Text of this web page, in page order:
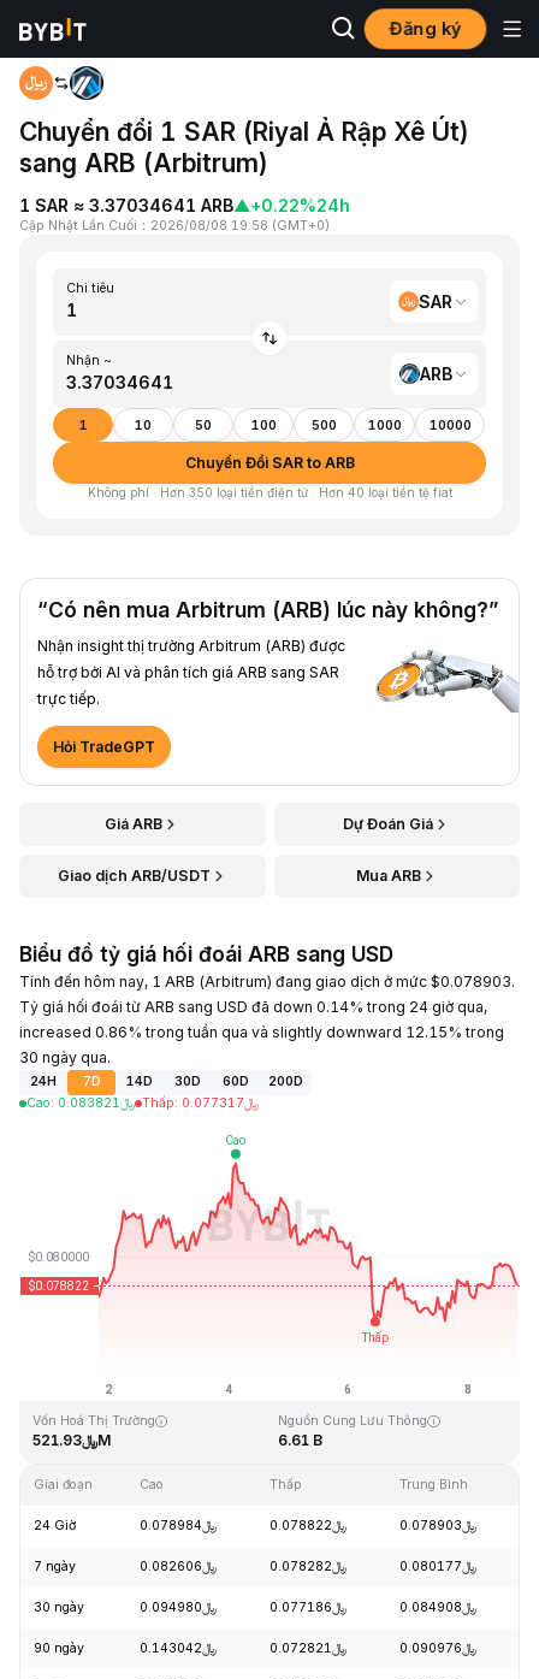
Đăng ký
Trang chủ
Chuyển đổi 1 SAR (Riyal Ả Rập Xê Út)
sang ARB (Arbitrum)
1 SAR ≈ 3.37034641 ARB▲+0.22%24h
Cập Nhật Lần Cuối ： 2026/08/08 19:58 (GMT+0)
Chi tiêu
SAR
Nhận ~
ARB
1 10 50 100 500 1000 10000
Chuyển Đổi SAR to ARB
Không phí · Hơn 350 loại tiền điện tử · Hơn 40 loại tiền tệ fiat
“Có nên mua Arbitrum (ARB) lúc này không?”
Nhận insight thị trường Arbitrum (ARB) được
hỗ trợ bởi AI và phân tích giá ARB sang SAR
trực tiếp.
Hỏi TradeGPT
Giá ARB Dự Đoán Giá
Giao dịch ARB/USDT Mua ARB
Biểu đồ tỷ giá hối đoái ARB sang USD
Tính đến hôm nay, 1 ARB (Arbitrum) đang giao dịch ở mức $0.078903.
Tỷ giá hối đoái từ ARB sang USD đã down 0.14% trong 24 giờ qua,
increased 0.86% trong tuần qua và slightly downward 12.15% trong
30 ngày qua.
24H 7D 14D 30D 60D
200D
Cao: ﷼ 0.083821 Thấp: ﷼ 0.077317
﷼0.070480
Vốn Hoá Thị Trường
﷼521.93M
Nguồn Cung Lưu Thông
6.61 B
Giai đoạn Cao Thấp Trung Bình
24 Giờ ﷼0.078984 ﷼0.078822 ﷼0.078903
7 ngày ﷼0.082606 ﷼0.078282 ﷼0.080177
30 ngày ﷼0.094980 ﷼0.077186 ﷼0.084908
90 ngày ﷼0.143042 ﷼0.072821 ﷼0.090976